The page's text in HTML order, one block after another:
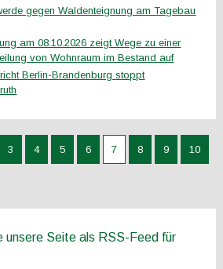
gegen Waldenteignung am Tagebau
am 08.10.2026 zeigt Wege zu einer
von Wohnraum im Bestand auf
Berlin-Brandenburg stoppt
3 4 5 6 7 8 9 10
unsere Seite als RSS-Feed für